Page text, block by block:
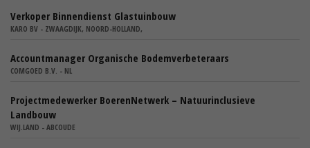
Verkoper Binnendienst Glastuinbouw
KARO BV - ZWAAGDIJK, NOORD-HOLLAND,
Accountmanager Organische Bodemverbeteraars
COMGOED B.V. - NL
Projectmedewerker BoerenNetwerk – Natuurinclusieve
Landbouw
WIJ.LAND - ABCOUDE